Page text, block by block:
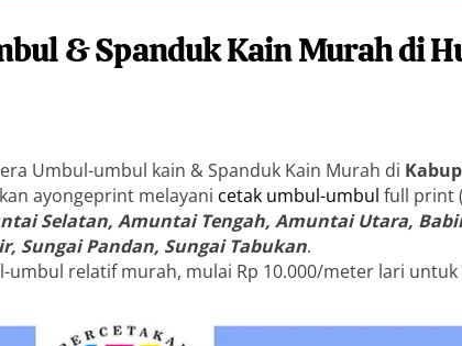
& Spanduk Kain Murah di
Umbul-umbul kain & Spanduk Kain Murah di
ayongeprint melayani cetak umbul-umbul full print
Selatan, Amuntai Tengah, Amuntai Utara,
Sungai Pandan, Sungai Tabukan.
umbul relatif murah, mulai Rp 10.000/meter lari